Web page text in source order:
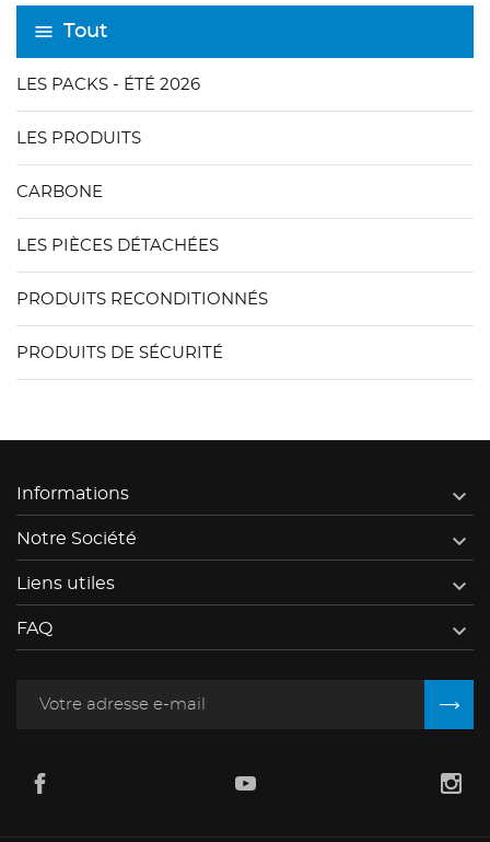
Tout
LES PACKS - ÉTÉ 2026
LES PRODUITS
CARBONE
LES PIÈCES DÉTACHÉES
PRODUITS RECONDITIONNÉS
PRODUITS DE SÉCURITÉ
Informations 
Notre Société 
Liens utiles 
FAQ 